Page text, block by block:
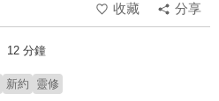
收藏
分享
12 分鐘
新約 靈修